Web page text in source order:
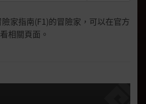
家指南(F1)的冒險家，可以在官方
相關頁面。